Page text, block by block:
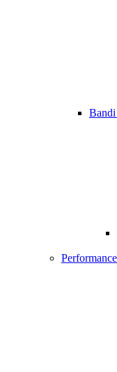
Performance